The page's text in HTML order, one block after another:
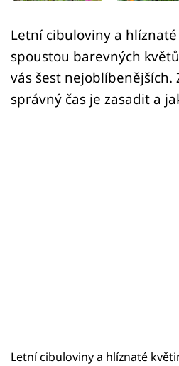
Letní cibuloviny a
spoustou barevných
vás šest nejoblíbenějších.
správný čas je zasadit a
Letní cibuloviny a hlíznaté